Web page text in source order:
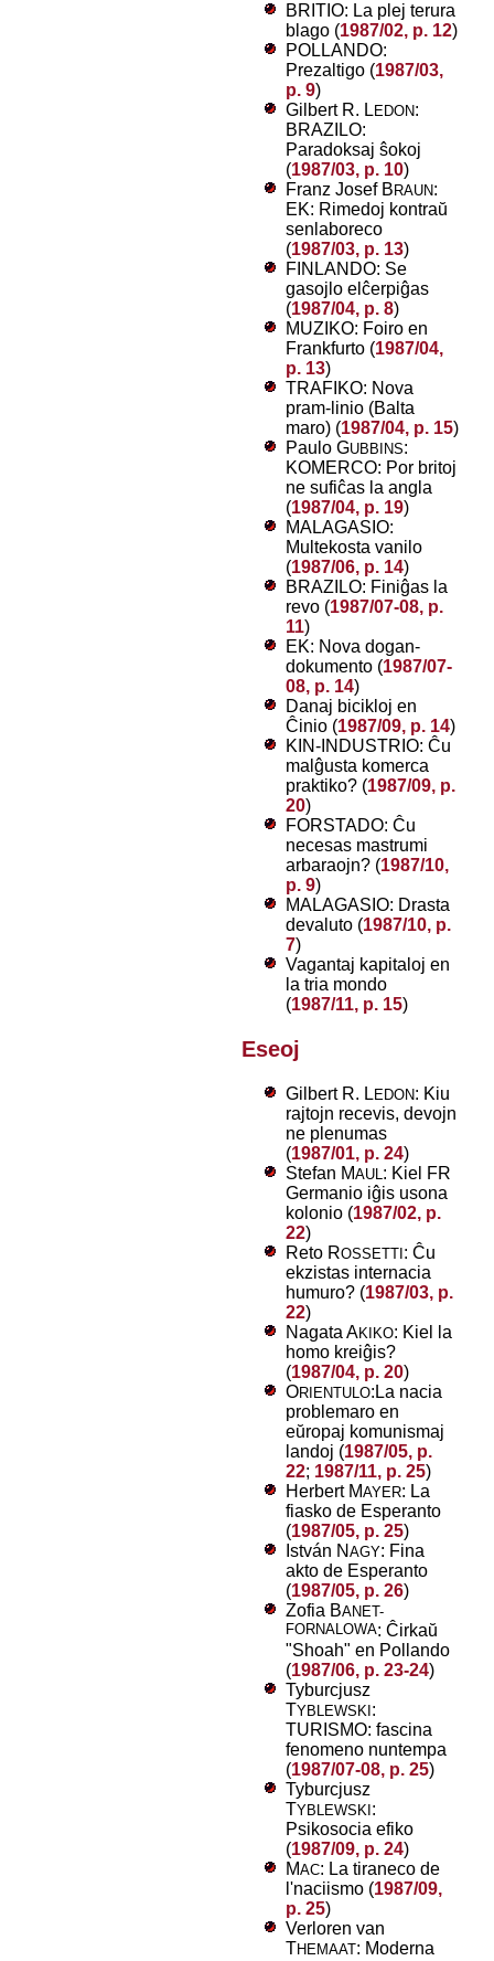
BRITIO: La plej terura
blago (1987/02, p. 12)
POLLANDO:
Prezaltigo (1987/03,
p. 9)
Gilbert R. LEDON:
BRAZILO:
Paradoksaj ŝokoj
(1987/03, p. 10)
Franz Josef B RAUN:
EK: Rimedoj kontraŭ
senlaboreco
(1987/03, p. 13)
FINLANDO: Se
gasojlo elĉerpiĝas
(1987/04, p. 8)
MUZIKO: Foiro en
Frankfurto (1987/04,
p. 13)
TRAFIKO: Nova
pram-linio (Balta
maro) (1987/04, p. 15)
Paulo GUBBINS:
KOMERCO: Por britoj
ne sufiĉas la angla
(1987/04, p. 19)
MALAGASIO:
Multekosta vanilo
(1987/06, p. 14)
BRAZILO: Finiĝas la
revo (1987/07-08, p.
11)
EK: Nova dogan-
dokumento (1987/07-
08, p. 14)
Danaj bicikloj en
Ĉinio (1987/09, p. 14)
KIN-INDUSTRIO: Ĉu
malĝusta komerca
praktiko? (1987/09, p.
20)
FORSTADO: Ĉu
necesas mastrumi
arbaraojn? (1987/10,
p. 9)
MALAGASIO: Drasta
devaluto (1987/10, p.
7)
Vagantaj kapitaloj en
la tria mondo
(1987/11, p. 15)
Eseoj
Gilbert R. LEDON: Kiu
rajtojn recevis, devojn
ne plenumas
(1987/01, p. 24)
Stefan MAUL: Kiel FR
Germanio iĝis usona
kolonio (1987/02, p.
22)
Reto ROSSETTI : Ĉu
ekzistas internacia
humuro? (1987/03, p.
22)
Nagata AKIKO: Kiel la
homo kreiĝis?
(1987/04, p. 20)
ORIENTULO:La nacia
problemaro en
eŭropaj komunismaj
landoj (1987/05, p.
22; 1987/11, p. 25)
Herbert MAYER: La
fiasko de Esperanto
(1987/05, p. 25)
István N AGY: Fina
akto de Esperanto
(1987/05, p. 26)
Zofia BANET-
FORNALOWA: Ĉirkaŭ
"Shoah" en Pollando
(1987/06, p. 23-24)
Tyburcjusz
TYBLEWSKI :
TURISMO: fascina
fenomeno nuntempa
(1987/07-08, p. 25)
Tyburcjusz
TYBLEWSKI :
Psikosocia efiko
(1987/09, p. 24)
MAC: La tiraneco de
l'naciismo (1987/09,
p. 25)
Verloren van
THEMAAT: Moderna